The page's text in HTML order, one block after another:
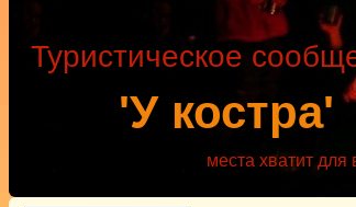
'У костра'
Туристическое
места хватит для